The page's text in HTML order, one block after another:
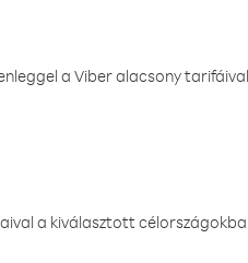
a Viber alacsony
a kiválasztott